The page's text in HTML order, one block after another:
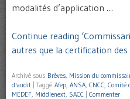
modalités d’application …
Continue reading
autres que la certification des
Archivé sous Brèves Mission du
d'audit
Taggé Afep ANSA CNCC Comité
MEDEF Middlenext SACC Commenter